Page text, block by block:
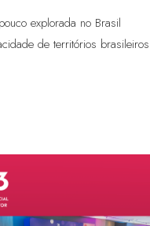
explorada no Brasil
de territórios brasileiros